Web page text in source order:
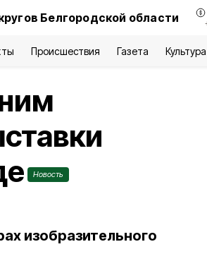
Белгородской области
Происшествия Газета Культура
Новость
изобразительного